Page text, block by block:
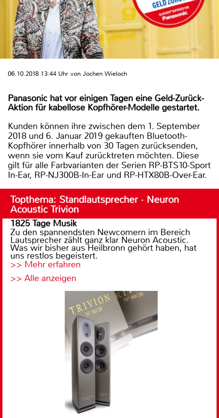
06.10.2018 13:44 Uhr von Jochen Wieloch
Panasonic hat vor einigen Tagen eine Geld-Zurück-
Aktion für kabellose Kopfhörer-Modelle gestartet.
Kunden können ihre zwischen dem 1. September
2018 und 6. Januar 2019 gekauften Bluetooth-
Kopfhörer innerhalb von 30 Tagen zurücksenden,
wenn sie vom Kauf zurücktreten möchten. Diese
gilt für alle Farbvarianten der Serien RP-BTS10-Sport
In-Ear, RP-NJ300B-In-Ear und RP-HTX80B-Over-Ear.
Topthema: Standlautsprecher · Neuron
Acoustic Trivion
1825 Tage Musik
Zu den spannendsten Newcomern im Bereich
Lautsprecher zählt ganz klar Neuron Acoustic.
Was wir bisher aus Heilbronn gehört haben, hat
uns restlos begeistert.
>> Mehr erfahren
>> Alle anzeigen